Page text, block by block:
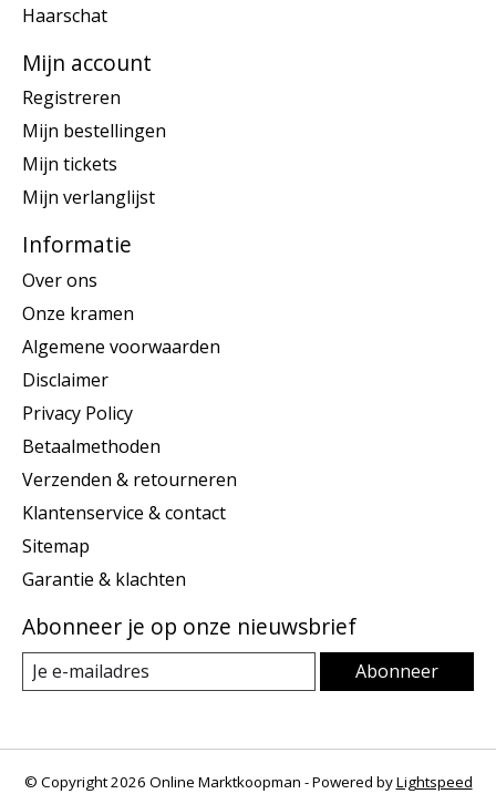
Haarschat
Mijn account
Registreren
Mijn bestellingen
Mijn tickets
Mijn verlanglijst
Informatie
Over ons
Onze kramen
Algemene voorwaarden
Disclaimer
Privacy Policy
Betaalmethoden
Verzenden & retourneren
Klantenservice & contact
Sitemap
Garantie & klachten
Abonneer je op onze nieuwsbrief
Abonneer
© Copyright 2026 Online Marktkoopman - Powered byLightspeed